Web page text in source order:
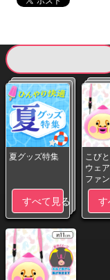
夏グッズ特集
すべて見る
こび
ウェ
ファン
す